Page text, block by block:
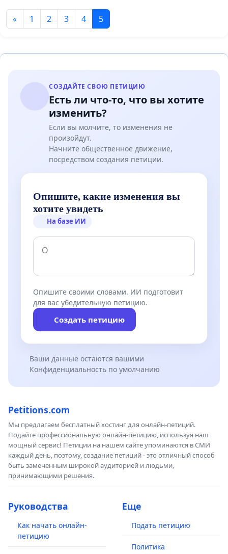
« 1 2 3 4 5
СОЗДАЙТЕ СВОЮ ПЕТИЦИЮ
Есть ли что-то, что вы хотите
изменить?
Если вы молчите, то изменения не
произойдут.
Начните общественное движение,
посредством создания петиции.
Опишите, какие изменения вы
хотите увидеть
На базе ИИ
Опишите своими словами. ИИ подготовит
для вас убедительную петицию.
Создать петицию
Ваши данные остаются вашими
Конфиденциальность по умолчанию
Petitions.com
Мы предлагаем бесплатный хостинг для онлайн-петиций.
Подайте профессиональную онлайн-петицию, используя наш
мощный сервис! Петиции на нашем сайте упоминаются в СМИ
каждый день, поэтому, создание петиций - это отличный способ
быть замеченным широкой аудиторией и людьми,
принимающими решения.
Руководства
Как начать онлайн-
петицию
Еще
Подать петицию
Политика